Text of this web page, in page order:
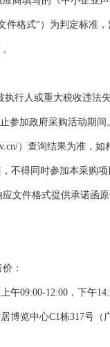
格式”）为判定标准
执行人或重大税收违法
参加政府采购活动期
）查询结果为准，如
不得同时参加本采购
文件格式提供承诺函原
：
上午09:00-12:00 ，下午
博览中心C1栋317号（